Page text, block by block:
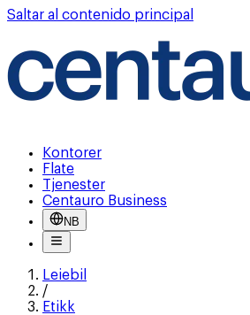
Saltar al contenido principal
Kontorer
Flate
Tjenester
Centauro Business
NB
Leiebil
/
Etikk